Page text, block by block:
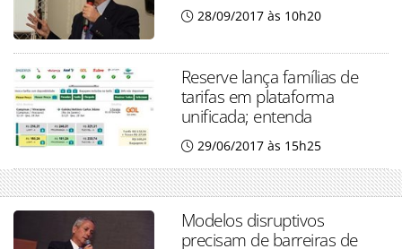
28/09/2017 às 10h20
Reserve lança famílias de
tarifas em plataforma
unificada; entenda
29/06/2017 às 15h25
Modelos disruptivos
precisam de barreiras de